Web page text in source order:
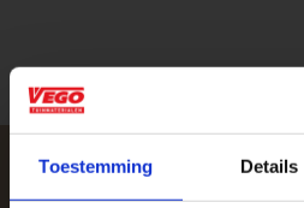
Toestemming Details